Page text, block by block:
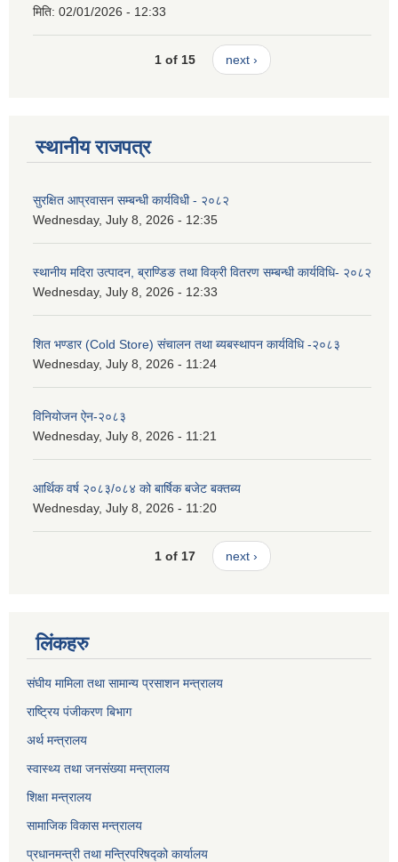
मिति: 02/01/2026 - 12:33
1 of 15 next ›
स्थानीय राजपत्र
सुरक्षित आप्रवासन सम्बन्धी कार्यविधी - २०८२
Wednesday, July 8, 2026 - 12:35
स्थानीय मदिरा उत्पादन, ब्राण्डिङ तथा विक्री वितरण सम्बन्धी कार्यविधि- २०८२
Wednesday, July 8, 2026 - 12:33
शित भण्डार (Cold Store) संचालन तथा ब्यबस्थापन कार्यविधि -२०८३
Wednesday, July 8, 2026 - 11:24
विनियोजन ऐन-२०८३
Wednesday, July 8, 2026 - 11:21
आर्थिक वर्ष २०८३/०८४ को बार्षिक बजेट बक्तब्य
Wednesday, July 8, 2026 - 11:20
1 of 17 next ›
लिंकहरु
संघीय मामिला तथा सामान्य प्रसाशन मन्त्रालय
राष्ट्रिय पंजीकरण बिभाग
अर्थ मन्त्रालय
स्वास्थ्य तथा जनसंख्या मन्त्रालय
शिक्षा मन्त्रालय
सामाजिक विकास मन्त्रालय
प्रधानमन्त्री तथा मन्त्रिपरिषद्को कार्यालय